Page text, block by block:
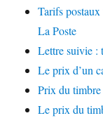
Tarifs
La Poste
Lettre suivie :
Le prix d’un
Prix du
Le prix du